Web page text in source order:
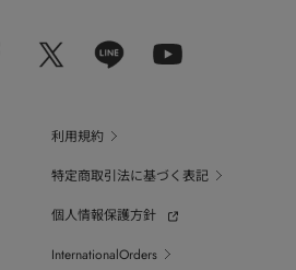
利用規約
特定商取引法に基づく表記
個人情報保護方針
InternationalOrders